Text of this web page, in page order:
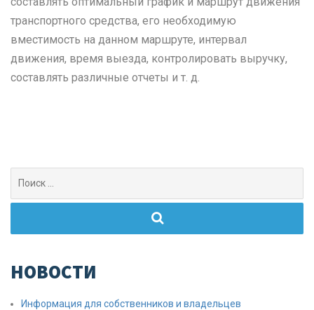
транспортного средства, его необходимую
вместимость на данном маршруте, интервал
движения, время выезда, контролировать выручку,
составлять различные отчеты и т. д.
НОВОСТИ
Информация для собственников и владельцев